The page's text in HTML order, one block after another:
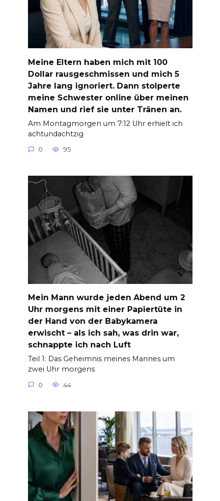
Meine Eltern haben mich mit 100
Dollar rausgeschmissen und mich 5
Jahre lang ignoriert. Dann stolperte
meine Schwester online über meinen
Namen und rief sie unter Tränen an.
Am Montagmorgen um 7:12 Uhr erhielt ich
achtundachtzig
0 95
Mein Mann wurde jeden Abend um 2
Uhr morgens mit einer Papiertüte in
der Hand von der Babykamera
erwischt – als ich sah, was drin war,
schnappte ich nach Luft
Teil 1: Das Geheimnis meines Mannes um
zwei Uhr morgens
0 44